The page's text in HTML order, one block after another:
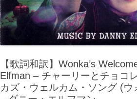
【歌詞和訳】Wonka’s
Elfman – チャーリーとチョコ
カズ・ウェルカム・ソング (ウ